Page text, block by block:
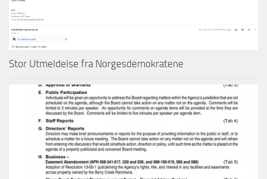
Stor Utmeldelse fra Norgesdemokratene